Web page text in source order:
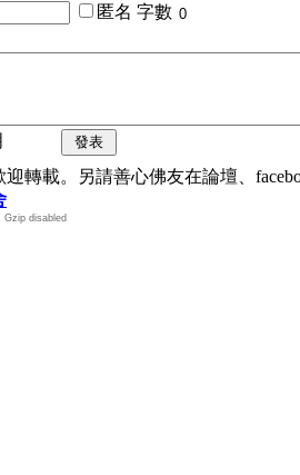
匿名 字數
發表
轉載。另請善心佛友在論壇、
Gzip disabled